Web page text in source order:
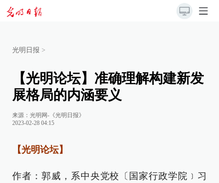
光明日报 >
【光明论坛】准确理解构建新发
展格局的内涵要义
来源： 光明网-《光明日报》
2023-02-28 04:15
【光明论坛】
作者：郭威，系中央党校〔国家行政学院﹞习